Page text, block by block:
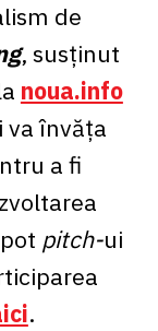
de
, susținut
noua.info
va învăța
a fi
pitch-ui
.